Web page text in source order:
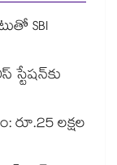
SBI
స్టేషన్⁪కు
రూ.25 లక్షల